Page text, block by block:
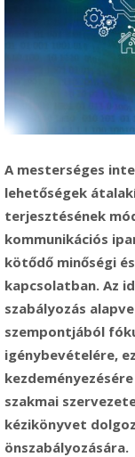
A mesterséges
lehetőségek
terjesztésének
kommunikációs
kötődő minőségi
kapcsolatban. Az
szabályozás
szempontjából
igénybevételére,
szakmai
kézikönyvet
önszabályozására.